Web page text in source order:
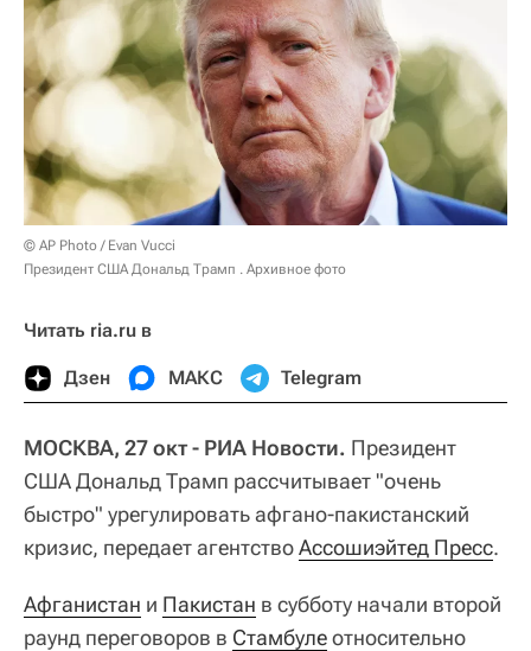
© AP Photo / Evan Vucci
Президент США Дональд Трамп . Архивное фото
Читать ria.ru в
Дзен МАКС Telegram
МОСКВА, 27 окт - РИА Новости. Президент
США Дональд Трамп рассчитывает "очень
быстро" урегулировать афгано-пакистанский
кризис, передает агентствоАссошиэйтед Пресс.
Афганистан и Пакистан в субботу начали второй
раунд переговоров в Стамбулеотносительно